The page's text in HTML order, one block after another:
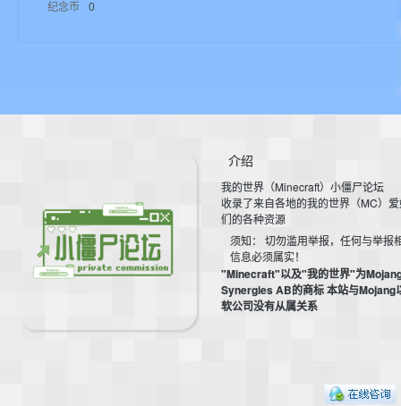
纪念币
0
介绍
我的世界（Minecraft）小僵尸论坛
收录了来自各地的我的世界（MC）
们的各种资源
须知： 切勿滥用举报，任何与举报
信息必须属实！
"Minecraft"以及"我的世界"为
Synergies AB的商标 本站与Mojang
软公司没有从属关系